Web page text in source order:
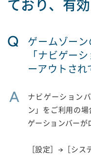
ており、有
Q
ゲームゾー
「ナビゲー
ーアウトされ
A
ナビゲーション
ン」をご利用の
ゲーションバーが
［設定］→［シ